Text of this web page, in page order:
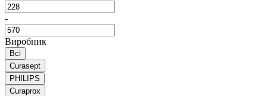
-
Виробник
Всі
Curasept
PHILIPS
Curaprox